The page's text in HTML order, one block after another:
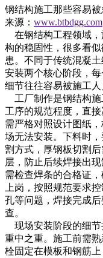
钢结构施工那些容易
来源： www.btbdgg.com
在钢结构工程领域，
构的稳固性，很多看
患。不同于传统混凝
安装两个核心阶段，
细节往往容易被施工人
工厂制作是钢结构施
工序的规范程度，直
需严格对照设计图纸
场无法安装。下料时
割方式，厚钢板切割
层，防止后续焊接出
需检查焊条的合格证
上岗，按照规范要求
孔等问题，焊接完成
查。
现场安装阶段的细节
重中之重。施工前需
栓固定在模板和钢筋